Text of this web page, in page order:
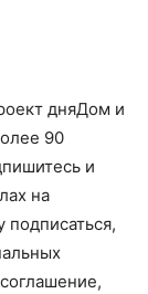
дняДом и
90
и
на
подписаться,